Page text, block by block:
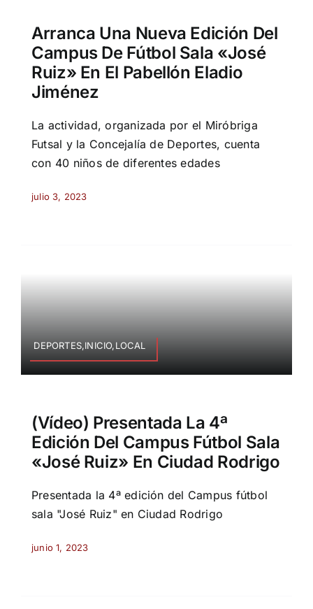
Arranca Una Nueva Edición Del
Campus De Fútbol Sala «José
Ruiz» En El Pabellón Eladio
Jiménez
La actividad, organizada por el Miróbriga
Futsal y la Concejalía de Deportes, cuenta
con 40 niños de diferentes edades
julio 3, 2023
DEPORTES,INICIO,LOCAL
(Vídeo) Presentada La 4ª
Edición Del Campus Fútbol Sala
«José Ruiz» En Ciudad Rodrigo
Presentada la 4ª edición del Campus fútbol
sala "José Ruiz" en Ciudad Rodrigo
junio 1, 2023